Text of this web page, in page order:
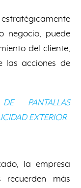
negocio, puede
del cliente,
las acciones de
PANTALLAS
EXTERIOR
la empresa
más